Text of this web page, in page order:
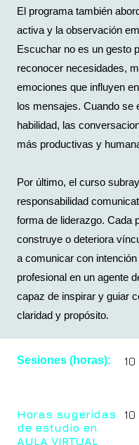
El programa también
activa y la observación
Escuchar no es un gesto
reconocer necesidades,
emociones que influyen
los mensajes. Cuando se
habilidad, las
más productivas y
Por último, el curso
responsabilidad
forma de liderazgo. Cada
construye o deteriora
a comunicar con
profesional en un agente
capaz de inspirar y guiar
claridad y propósito.
Sesiones (horas): 10
Horas sugeridas
de estudio en
AULA VIRTUAL
10